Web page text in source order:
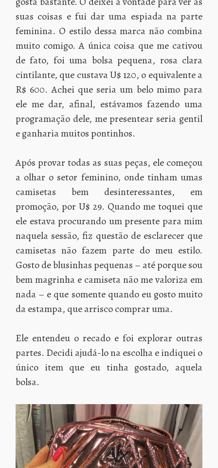
suas coisas e fui dar uma espiada na parte
feminina. O estilo dessa marca não combina
muito comigo. A única coisa que me cativou
de fato, foi uma bolsa pequena, rosa clara
cintilante, que custava U$ 120, o equivalente a
R$ 600. Achei que seria um belo mimo para
ele me dar, afinal, estávamos fazendo uma
programação dele, me presentear seria gentil
e ganharia muitos pontinhos.
Após provar todas as suas peças, ele começou
a olhar o setor feminino, onde tinham umas
camisetas bem desinteressantes, em
promoção, por U$ 29. Quando me toquei que
ele estava procurando um presente para mim
naquela sessão, fiz questão de esclarecer que
camisetas não fazem parte do meu estilo.
Gosto de blusinhas pequenas – até porque sou
bem magrinha e camiseta não me valoriza em
nada – e que somente quando eu gosto muito
da estampa, que arrisco comprar uma.
Ele entendeu o recado e foi explorar outras
partes. Decidi ajudá-lo na escolha e indiquei o
único item que eu tinha gostado, aquela
bolsa.